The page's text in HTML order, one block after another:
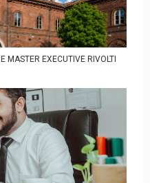
MASTER EXECUTIVE RIVOLTI